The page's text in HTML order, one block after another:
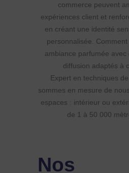
commerce peuvent
expériences client et
en créant une identité
personnalisée.
ambiance parfumée avec
diffusion adaptés à
Expert en techniques
sommes en mesure de
espaces : intérieur ou
de 1 à 50 000
Nos